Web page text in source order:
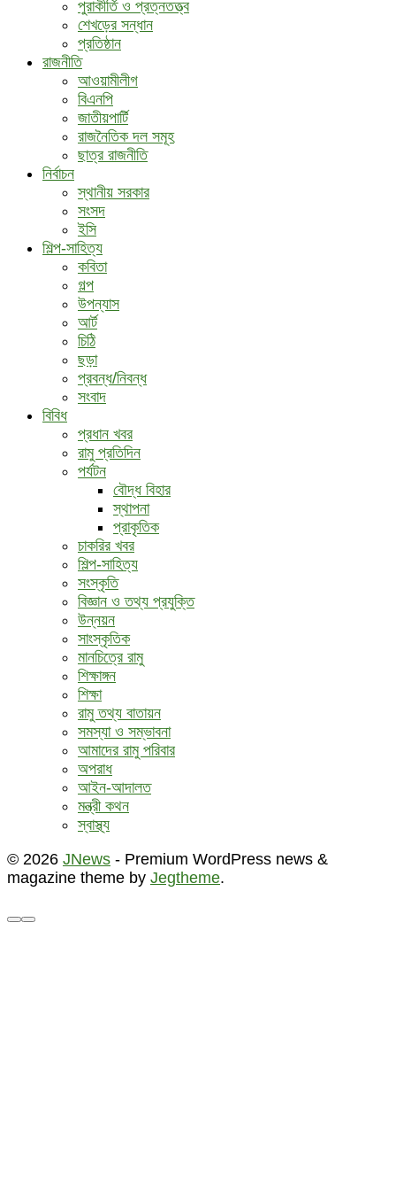
পুরাকীর্তি ও প্রত্নতত্ত্ব
শেখড়ের সন্ধান
প্রতিষ্ঠান
রাজনীতি
আওয়ামীলীগ
বিএনপি
জাতীয়পার্টি
রাজনৈতিক দল সমূহ
ছাত্র রাজনীতি
নির্বাচন
স্থানীয় সরকার
সংসদ
ইসি
শিল্প-সাহিত্য
কবিতা
গল্প
উপন্যাস
আর্ট
চিঠি
ছড়া
প্রবন্ধ/নিবন্ধ
সংবাদ
বিবিধ
প্রধান খবর
রামু প্রতিদিন
পর্যটন
বৌদ্ধ ‍বিহার
স্থাপনা
প্রাকৃতিক
চাকরির খবর
শিল্প-সাহিত্য
সংস্কৃতি
বিজ্ঞান ও তথ্য প্রযুক্তি
উন্নয়ন
সাংস্কৃতিক
মানচিত্রে রামু
শিক্ষাঙ্গন
শিক্ষা
রামু তথ্য বাতায়ন
সমস্যা ও সম্ভাবনা
আমাদের রামু পরিবার
অপরাধ
আইন-আদালত
মন্ত্রী কথন
স্বাস্থ্য
© 2026 JNews - Premium WordPress news &
magazine theme by Jegtheme.